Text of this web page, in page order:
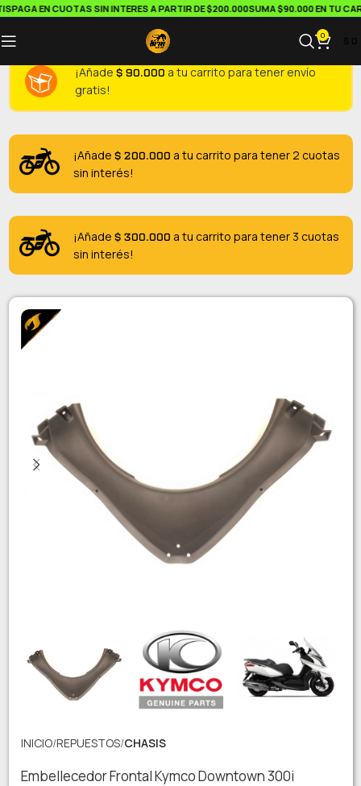
PAGA EN CUOTAS SIN INTERES A PARTIR DE $200.000SUMA $90.000 EN TU
0
¡Añade $90.000 a tu carrito para tener envío
gratis!
¡Añade $200.000 a tu carrito para tener 2 cuotas
sin interés!
¡Añade $300.000 a tu carrito para tener 3 cuotas
sin interés!
INICIO REPUESTOS CHASIS
Embellecedor Frontal Kymco Downtown 300i